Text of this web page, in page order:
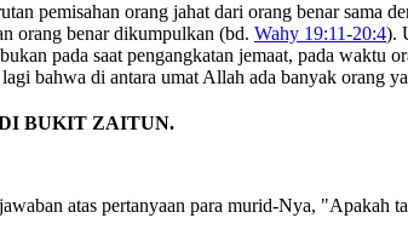
pemisahan orang jahat dari orang benar sama
orang benar dikumpulkan (bd. Wahy 19:11-20:4).
pada saat pengangkatan jemaat, pada waktu
bahwa di antara umat Allah ada banyak orang
BUKIT ZAITUN.
atas pertanyaan para murid-Nya, "Apakah